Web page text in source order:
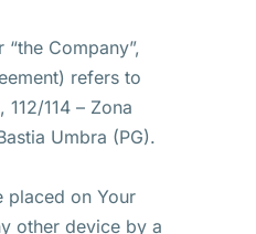
Company”,
refers to
114 – Zona
Umbra (PG).
placed on Your
other device by a